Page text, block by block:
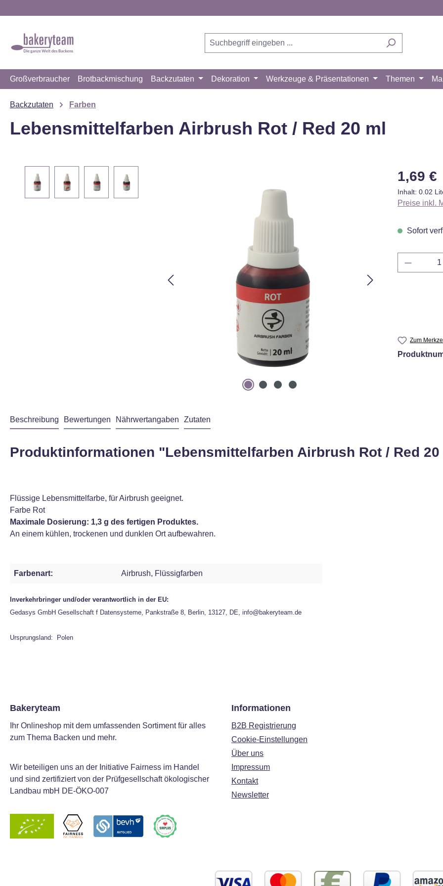
Großverbraucher Brotbackmischung Backzutaten Dekoration Werkzeuge & Präsentationen Themen
Backzutaten Farben
Lebensmittelfarben Airbrush Rot / Red 20 ml
Regulärer
1,69 €
Inhalt: 0.02
Preise inkl.
Sofort
Zum
Beschreibung Bewertungen Nährwertangaben Zutaten
Produktinformationen "Lebensmittelfarben Airbrush Rot / Red
Flüssige Lebensmittelfarbe, für Airbrush geeignet.
Farbe Rot
Maximale Dosierung: 1,3 g des fertigen Produktes.
An einem kühlen, trockenen und dunklen Ort aufbewahren.
Farbenart: Airbrush, Flüssigfarben
Inverkehrbringer und/oder verantwortlich in der EU:
Gedasys GmbH Gesellschaft f Datensysteme, Pankstraße 8, Berlin, 13127, DE, info@bakeryteam.de
Ursprungsland: Polen
Bakeryteam
Ihr Onlineshop mit dem umfassenden Sortiment für alles
zum Thema Backen und mehr.
Wir beteiligen uns an der Initiative Fairness im Handel
und sind zertifiziert von der Prüfgesellschaft ökologischer
Landbau mbH DE-ÖKO-007
Informationen
B2B Registrierung
Cookie-Einstellungen
Über uns
Impressum
Kontakt
Newsletter